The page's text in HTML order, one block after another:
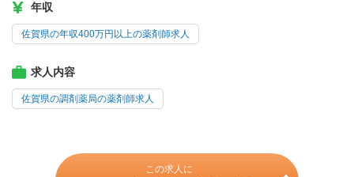
年収
佐賀県の年収400万円以上の薬剤師求人
求人内容
佐賀県の調剤薬局の薬剤師求人
この求人に